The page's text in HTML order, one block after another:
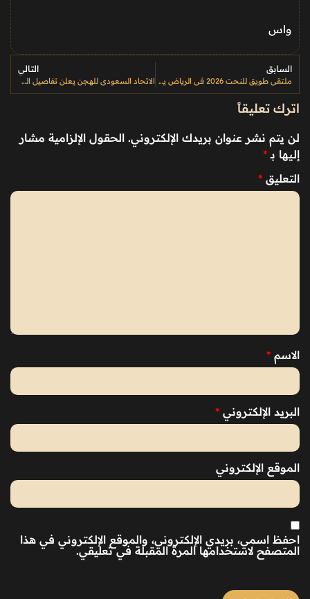
واس
السابق
ملتقى طويق للنحت 2026 في الرياض يحوّل الفن إلى عنصر دائم في المشهد الحضري
التالي
الاتحاد السعودي للهجن يعلن تفاصيل السباق الخامس من #سباقات_الميادين 2025-2026
اترك تعليقاً
لن يتم نشر عنوان بريدك الإلكتروني. الحقول الإلزامية مشار
إليها بـ *
التعليق *
الاسم *
البريد الإلكتروني *
الموقع الإلكتروني
احفظ اسمي، بريدي الإلكتروني، والموقع الإلكتروني في هذا
المتصفح لاستخدامها المرة المقبلة في تعليقي.